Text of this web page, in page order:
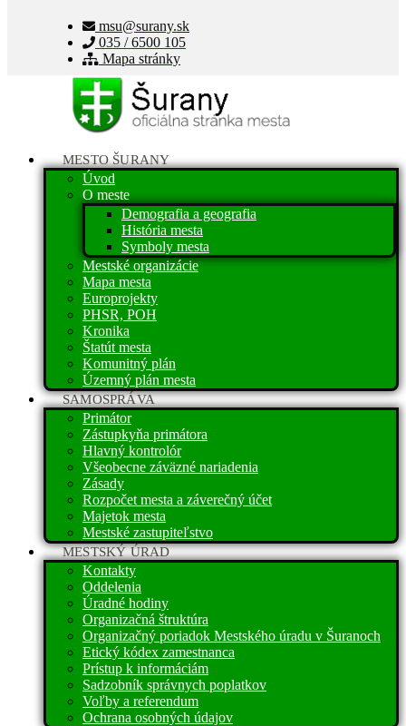
msu@surany.sk
035 / 6500 105
Mapa stránky
MESTO ŠURANY
Úvod
O meste
Demografia a geografia
História mesta
Symboly mesta
Mestské organizácie
Mapa mesta
Europrojekty
PHSR, POH
Kronika
Štatút mesta
Komunitný plán
Územný plán mesta
SAMOSPRÁVA
Primátor
Zástupkyňa primátora
Hlavný kontrolór
Všeobecne záväzné nariadenia
Zásady
Rozpočet mesta a záverečný účet
Majetok mesta
Mestské zastupiteľstvo
MESTSKÝ ÚRAD
Kontakty
Oddelenia
Úradné hodiny
Organizačná štruktúra
Organizačný poriadok Mestského úradu v Šuranoch
Etický kódex zamestnanca
Prístup k informáciám
Sadzobník správnych poplatkov
Voľby a referendum
Ochrana osobných údajov